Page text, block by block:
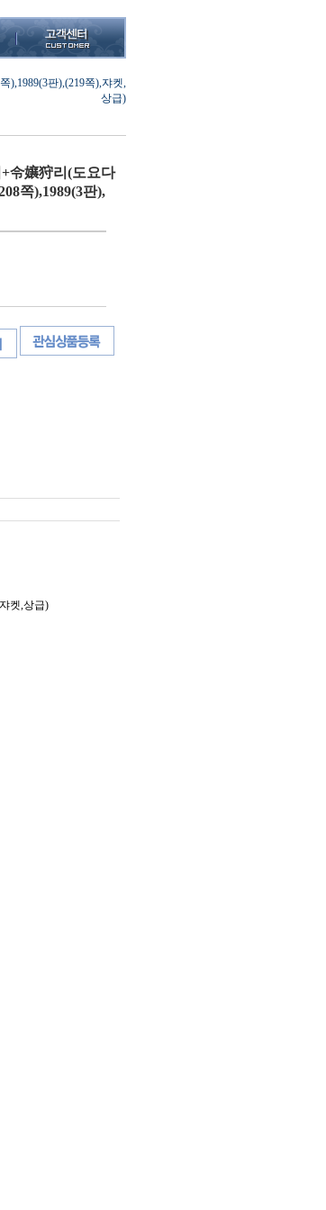
),1989(3판),(219쪽),쟈켓,
상급)
令孃狩리(도요다
쪽),1989(3판),
켓,상급)